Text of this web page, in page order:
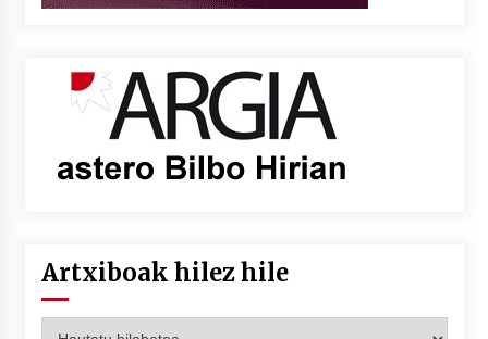
Artxiboak hilez hile